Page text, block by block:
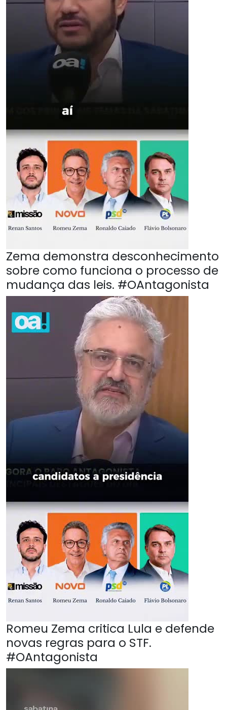
Zema demonstra desconhecimento
sobre como funciona o processo de
mudança das leis. #OAntagonista
Romeu Zema critica Lula e defende
novas regras para o STF.
#OAntagonista